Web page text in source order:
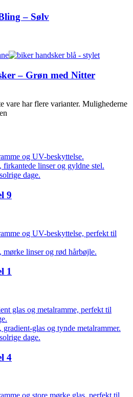
– Sølv
– Grøn med Nitter
vare har flere varianter. Mulighederne
9
1
4